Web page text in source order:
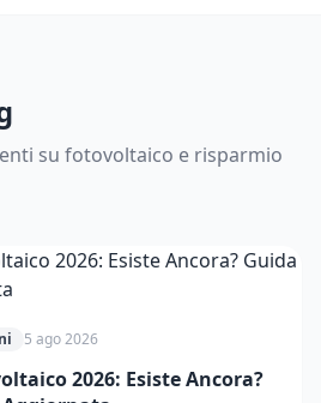
su fotovoltaico e risparmio
5 ago 2026
2026: Esiste Ancora?